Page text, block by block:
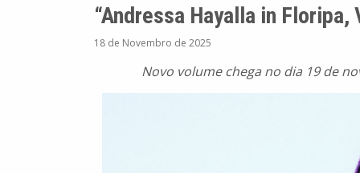
“Andressa Hayalla in Floripa,
18 de Novembro de 2025
Novo volume chega no dia 19 de